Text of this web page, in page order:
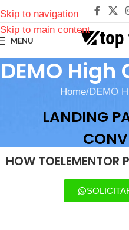
Skip to navigation
Skip to main content
MENU
DEMO
Home DEMO
LANDING
HOW TOELEMENTOR